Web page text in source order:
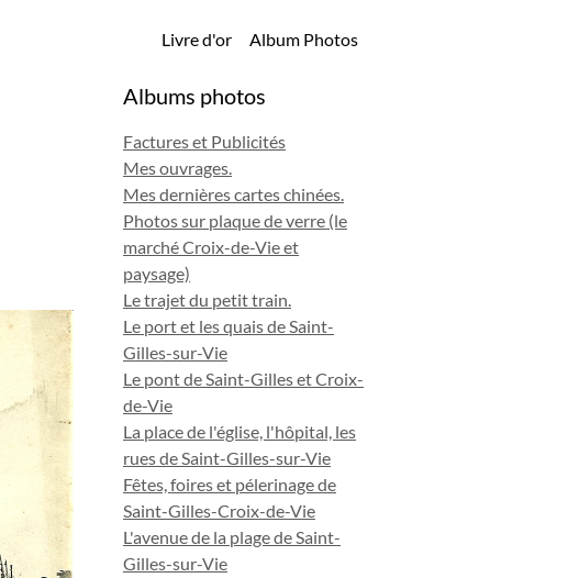
Livre d'or Album Photos
Albums photos
Factures et Publicités
Mes ouvrages.
Mes dernières cartes chinées.
Photos sur plaque de verre (le
marché Croix-de-Vie et
paysage)
Le trajet du petit train.
Le port et les quais de Saint-
Gilles-sur-Vie
Le pont de Saint-Gilles et Croix-
de-Vie
La place de l'église, l'hôpital, les
rues de Saint-Gilles-sur-Vie
Fêtes, foires et pélerinage de
Saint-Gilles-Croix-de-Vie
L'avenue de la plage de Saint-
Gilles-sur-Vie